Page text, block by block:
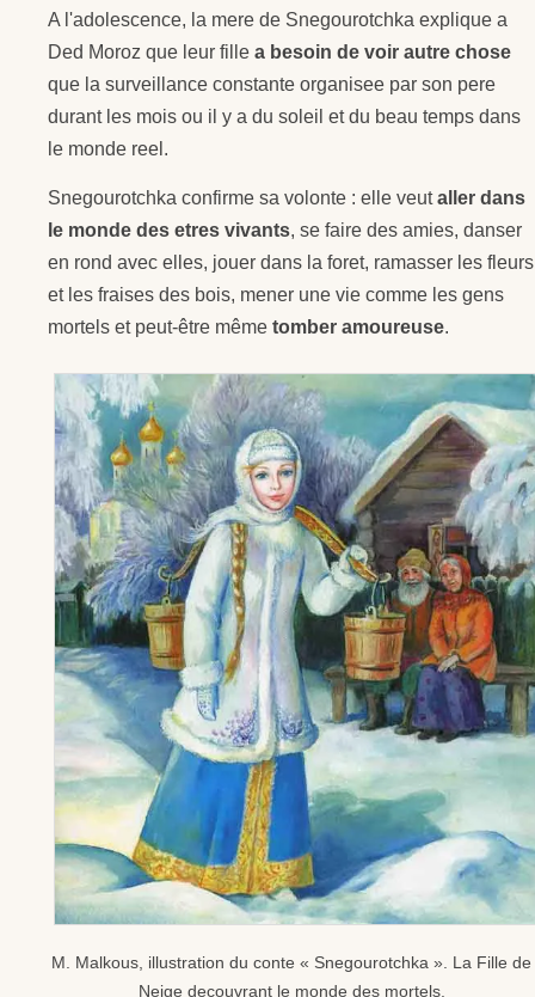
A l'adolescence, la mere de Snegourotchka explique a
Ded Moroz que leur fille a besoin de voir autre chose
que la surveillance constante organisee par son pere
durant les mois ou il y a du soleil et du beau temps dans
le monde reel.
Snegourotchka confirme sa volonte : elle veutaller dans
le monde des etres vivants, se faire des amies, danser
en rond avec elles, jouer dans la foret, ramasser les fleurs
et les fraises des bois, mener une vie comme les gens
mortels et peut-être même tomber amoureuse.
M. Malkous, illustration du conte « Snegourotchka ». La Fille de
Neige decouvrant le monde des mortels.